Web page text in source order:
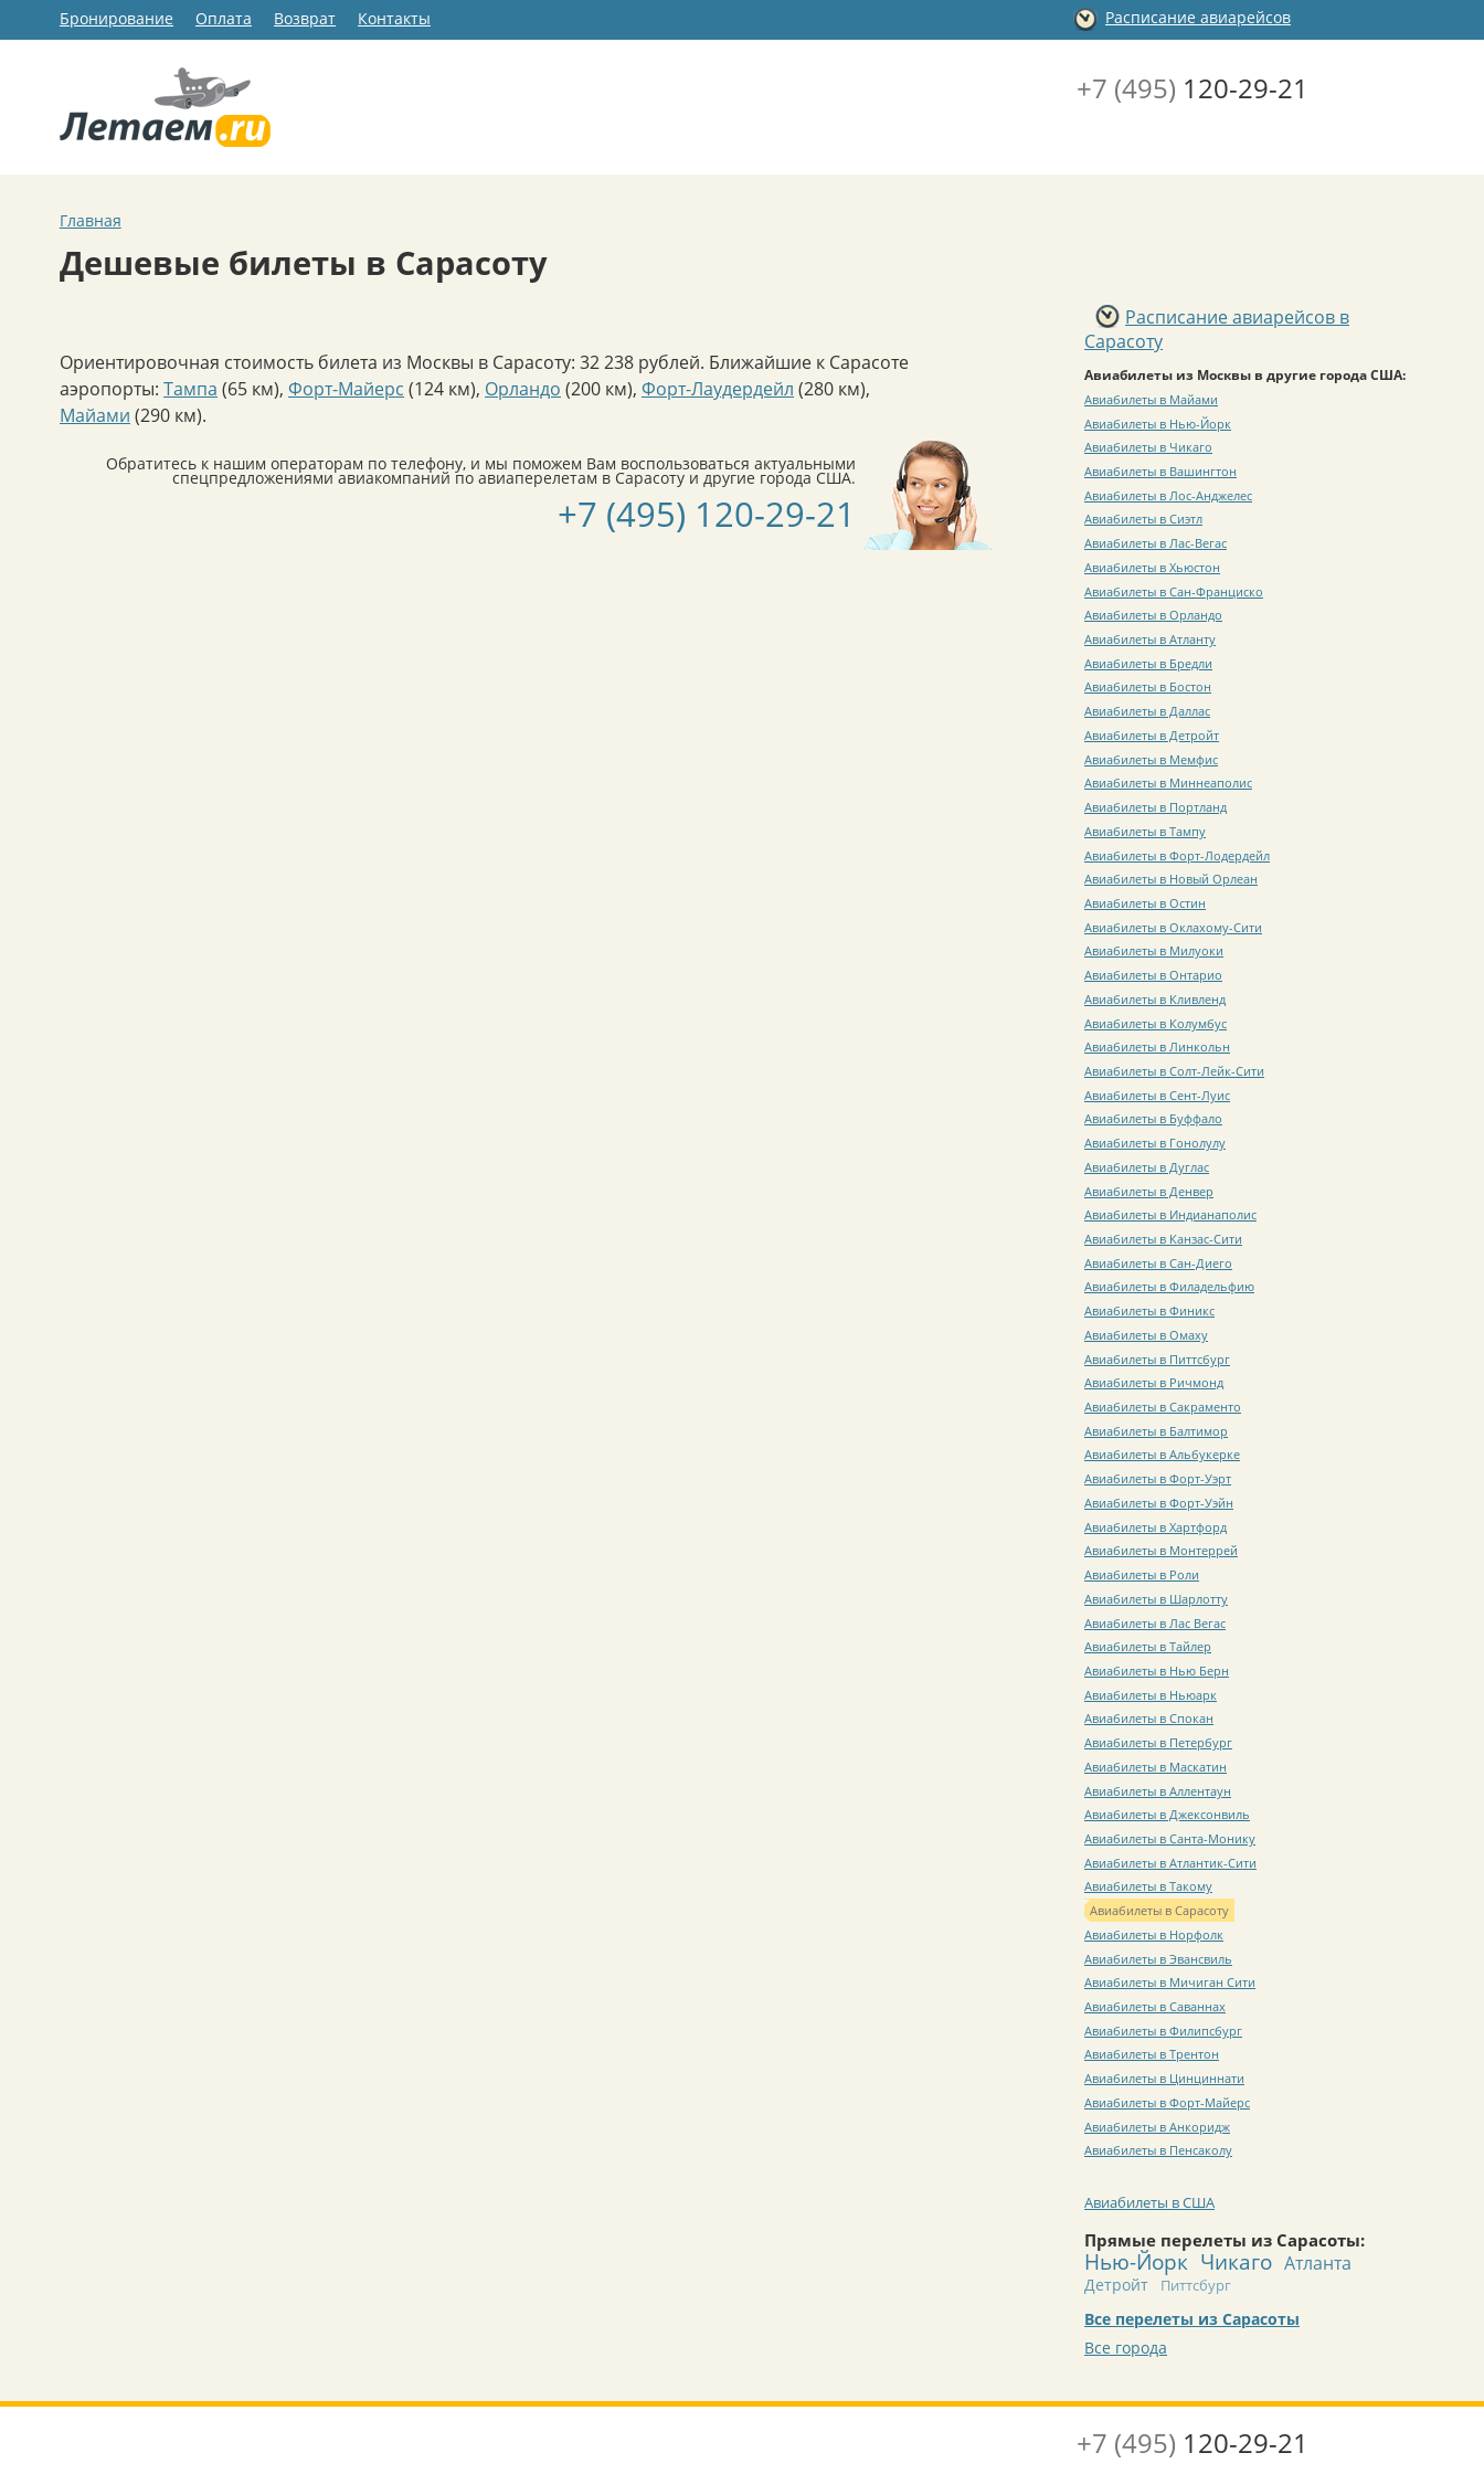
Бронирование Оплата Возврат Контакты Расписание авиарейсов
+7 (495) 120-29-21
Главная
Дешевые билеты в Сарасоту
Ориентировочная стоимость билета из Москвы в Сарасоту: 32 238 рублей. Ближайшие к Сарасоте
аэропорты: Тампа (65 км), Форт-Майерс (124 км), Орландо (200 км), Форт-Лаудердейл (280 км),
Майами (290 км).
Обратитесь к нашим операторам по телефону, и мы поможем Вам воспользоваться актуальными
спецпредложениями авиакомпаний по авиаперелетам в Сарасоту и другие города США.
+7 (495) 120-29-21
Расписание авиарейсов в
Сарасоту
Авиабилеты из Москвы в другие города США:
Авиабилеты в Майами
Авиабилеты в Нью-Йорк
Авиабилеты в Чикаго
Авиабилеты в Вашингтон
Авиабилеты в Лос-Анджелес
Авиабилеты в Сиэтл
Авиабилеты в Лас-Вегас
Авиабилеты в Хьюстон
Авиабилеты в Сан-Франциско
Авиабилеты в Орландо
Авиабилеты в Атланту
Авиабилеты в Бредли
Авиабилеты в Бостон
Авиабилеты в Даллас
Авиабилеты в Детройт
Авиабилеты в Мемфис
Авиабилеты в Миннеаполис
Авиабилеты в Портланд
Авиабилеты в Тампу
Авиабилеты в Форт-Лодердейл
Авиабилеты в Новый Орлеан
Авиабилеты в Остин
Авиабилеты в Оклахому-Сити
Авиабилеты в Милуоки
Авиабилеты в Онтарио
Авиабилеты в Кливленд
Авиабилеты в Колумбус
Авиабилеты в Линкольн
Авиабилеты в Солт-Лейк-Сити
Авиабилеты в Сент-Луис
Авиабилеты в Буффало
Авиабилеты в Гонолулу
Авиабилеты в Дуглас
Авиабилеты в Денвер
Авиабилеты в Индианаполис
Авиабилеты в Канзас-Сити
Авиабилеты в Сан-Диего
Авиабилеты в Филадельфию
Авиабилеты в Финикс
Авиабилеты в Омаху
Авиабилеты в Питтсбург
Авиабилеты в Ричмонд
Авиабилеты в Сакраменто
Авиабилеты в Балтимор
Авиабилеты в Альбукерке
Авиабилеты в Форт-Уэрт
Авиабилеты в Форт-Уэйн
Авиабилеты в Хартфорд
Авиабилеты в Монтеррей
Авиабилеты в Роли
Авиабилеты в Шарлотту
Авиабилеты в Лас Вегас
Авиабилеты в Тайлер
Авиабилеты в Нью Берн
Авиабилеты в Ньюарк
Авиабилеты в Спокан
Авиабилеты в Петербург
Авиабилеты в Маскатин
Авиабилеты в Аллентаун
Авиабилеты в Джексонвиль
Авиабилеты в Санта-Монику
Авиабилеты в Атлантик-Сити
Авиабилеты в Такому
Авиабилеты в Сарасоту
Авиабилеты в Норфолк
Авиабилеты в Эвансвиль
Авиабилеты в Мичиган Сити
Авиабилеты в Саваннах
Авиабилеты в Филипсбург
Авиабилеты в Трентон
Авиабилеты в Цинциннати
Авиабилеты в Форт-Майерс
Авиабилеты в Анкоридж
Авиабилеты в Пенсаколу
Авиабилеты в США
Прямые перелеты из Сарасоты:
Нью-Йорк Чикаго Атланта
Детройт Питтсбург
Все перелеты из Сарасоты
Все города
+7 (495) 120-29-21